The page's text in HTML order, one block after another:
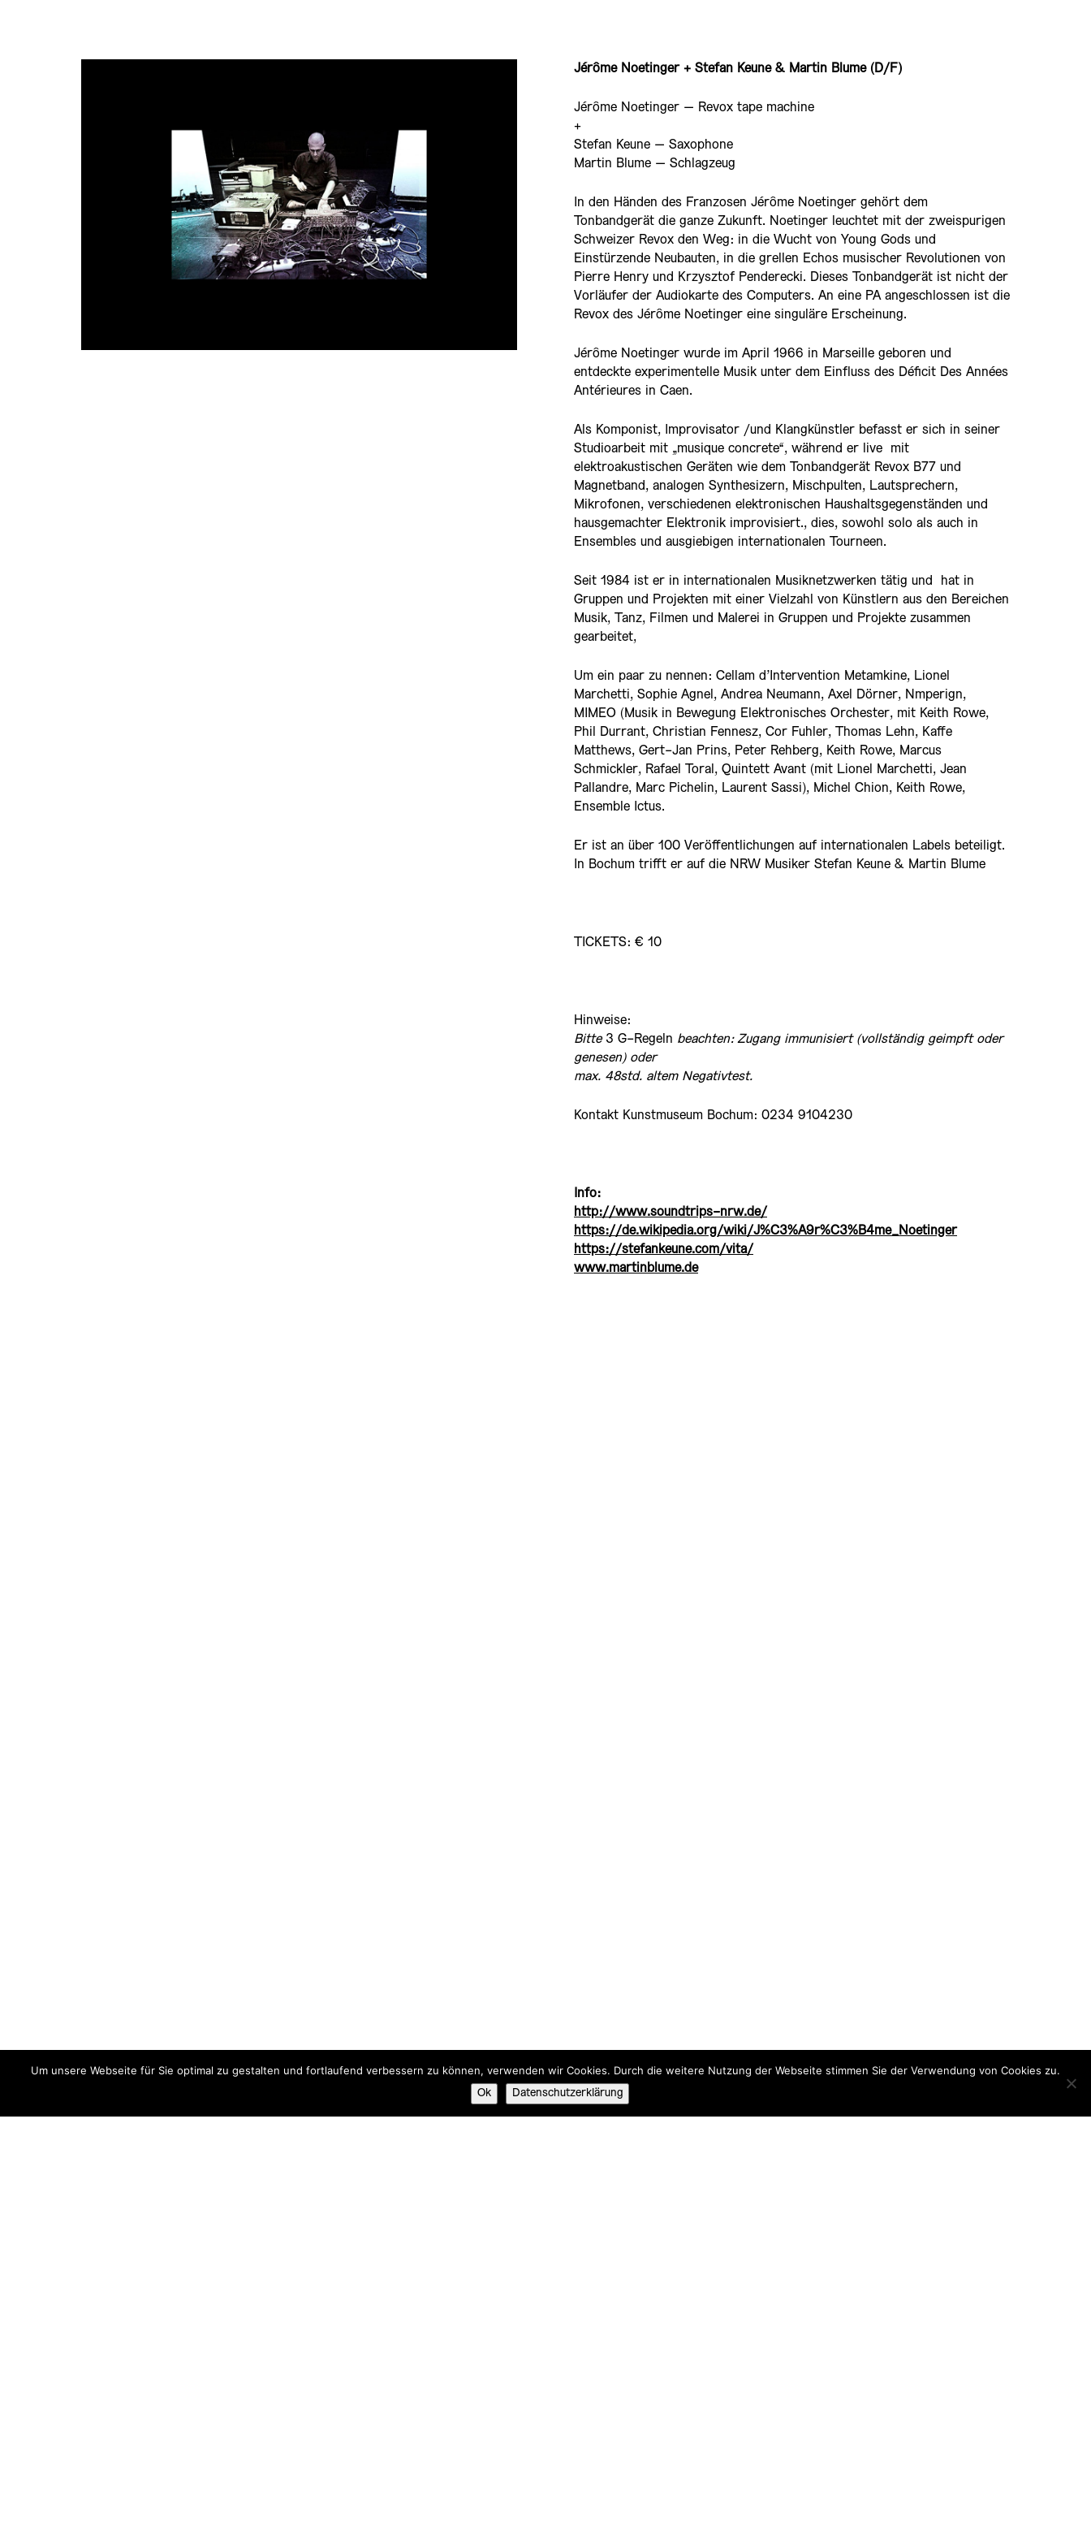
Jérôme Noetinger + Stefan Keune & Martin Blume (D/F)
Jérôme Noetinger – Revox tape machine
+
Stefan Keune – Saxophone
Martin Blume – Schlagzeug
In den Händen des Franzosen Jérôme Noetinger gehört dem
Tonbandgerät die ganze Zukunft. Noetinger leuchtet mit der zweispurigen
Schweizer Revox den Weg: in die Wucht von Young Gods und
Einstürzende Neubauten, in die grellen Echos musischer Revolutionen von
Pierre Henry und Krzysztof Penderecki. Dieses Tonbandgerät ist nicht der
Vorläufer der Audiokarte des Computers. An eine PA angeschlossen ist die
Revox des Jérôme Noetinger eine singuläre Erscheinung.
Jérôme Noetinger wurde im April 1966 in Marseille geboren und
entdeckte experimentelle Musik unter dem Einfluss des Déficit Des Années
Antérieures in Caen.
Als Komponist, Improvisator /und Klangkünstler befasst er sich in seiner
Studioarbeit mit „musique concrete“, während er live mit
elektroakustischen Geräten wie dem Tonbandgerät Revox B77 und
Magnetband, analogen Synthesizern, Mischpulten, Lautsprechern,
Mikrofonen, verschiedenen elektronischen Haushaltsgegenständen und
hausgemachter Elektronik improvisiert., dies, sowohl solo als auch in
Ensembles und ausgiebigen internationalen Tourneen.
Seit 1984 ist er in internationalen Musiknetzwerken tätig und hat in
Gruppen und Projekten mit einer Vielzahl von Künstlern aus den Bereichen
Musik, Tanz, Filmen und Malerei in Gruppen und Projekte zusammen
gearbeitet,
Um ein paar zu nennen: Cellam d’Intervention Metamkine, Lionel
Marchetti, Sophie Agnel, Andrea Neumann, Axel Dörner, Nmperign,
MIMEO (Musik in Bewegung Elektronisches Orchester, mit Keith Rowe,
Phil Durrant, Christian Fennesz, Cor Fuhler, Thomas Lehn, Kaffe
Matthews, Gert-Jan Prins, Peter Rehberg, Keith Rowe, Marcus
Schmickler, Rafael Toral, Quintett Avant (mit Lionel Marchetti, Jean
Pallandre, Marc Pichelin, Laurent Sassi), Michel Chion, Keith Rowe,
Ensemble Ictus.
Er ist an über 100 Veröffentlichungen auf internationalen Labels beteiligt.
In Bochum trifft er auf die NRW Musiker Stefan Keune & Martin Blume
TICKETS: € 10
Hinweise:
Bitte 3 G-Regeln beachten: Zugang immunisiert (vollständig geimpft oder
genesen) oder
max. 48std. altem Negativtest.
Kontakt Kunstmuseum Bochum: 0234 9104230
Info:
http://www.soundtrips-nrw.de/
https://de.wikipedia.org/wiki/J%C3%A9r%C3%B4me_Noetinger
https://stefankeune.com/vita/
www.martinblume.de
Um unsere Webseite für Sie optimal zu gestalten und fortlaufend verbessern zu können, verwenden wir Cookies. Durch die weitere Nutzung der Webseite stimmen Sie der Verwendung von Cookies zu.
Ok Datenschutzerklärung